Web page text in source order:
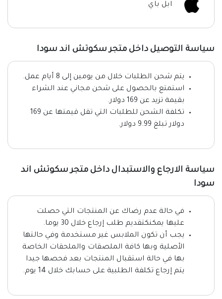
ابل باي
سياسة التوصيل داخل متجر سكوتش اند سودا
يتم شحن الطلبات خلال من يومين إلى 8 أيام عمل.
استمتع بالحصول على شحن مجاني عند الشراء
بقيمة تزيد عن 169 دولار.
تكلفة الشحن للطلبات التي تقل قيمتها عن 169
دولار تبلغ 9.99 دولار.
سياسة الارجاع والاستبدال داخل متجر سكوتش اند
سودا
في حالة عدم رضاك عن المنتجات التي حصلت
عليها يمكنكتقديم طلب إرجاع خلال 30 يوما.
يجب أن تكون الملابس غير مستخدمة وفي حالتها
الأصلية وبها كافة الملصقات والملحقات الخاصة
بها في حالة استقبال المنتجات بعد فحصها جيدا
يتم إرجاع تكلفة الطلبية على حسابك خلال 14 يوم.